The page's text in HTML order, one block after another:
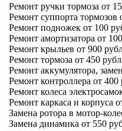
Ремонт ручки тормоза от
Ремонт суппорта тормозов
Ремонт подножек от 100
Ремонт амортизатора от
Ремонт крыльев от 900
Ремонт тормоза от 450
Ремонт аккумулятора,
Ремонт контроллера от 400
Ремонт колеса
Ремонт каркаса и корпуса
Замена ротора в мотор-
Замена динамика от 550